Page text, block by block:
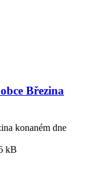
Březina
konaném dne
kB